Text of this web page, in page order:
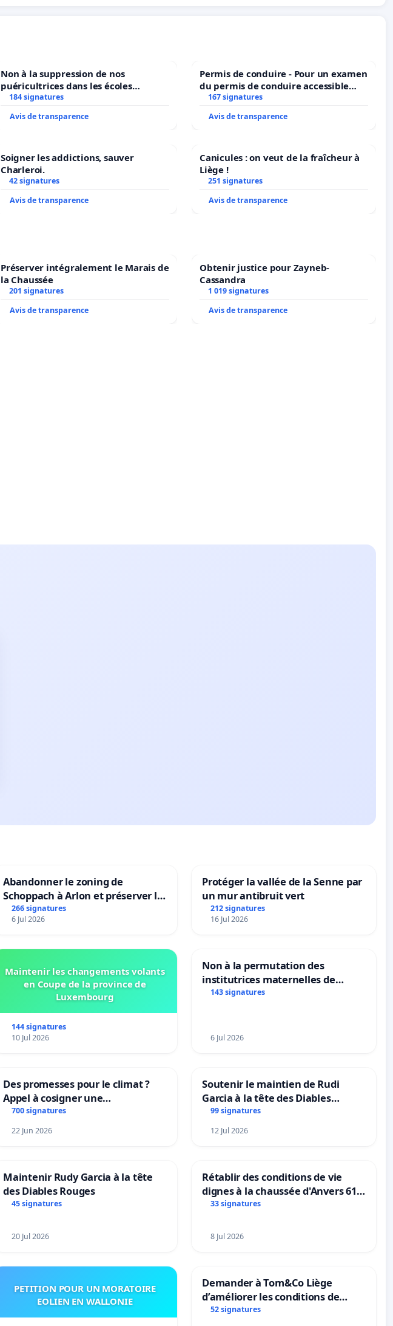
Non à la suppression de nos
puéricultrices dans les écoles
communale de Flémalle !
184 signatures
Avis de transparence
Permis de conduire - Pour un examen
du permis de conduire accessible
dans plusieurs langues à Bruxelles
167 signatures
Avis de transparence
Soigner les addictions, sauver
Charleroi.
42 signatures
Avis de transparence
Canicules : on veut de la fraîcheur à
Liège !
251 signatures
Avis de transparence
Préserver intégralement le Marais de
la Chaussée
201 signatures
Avis de transparence
Obtenir justice pour Zayneb-
Cassandra
1 019 signatures
Avis de transparence
Abandonner le zoning de
Schoppach à Arlon et préserver le
site naturel
266 signatures
6 Jul 2026
Protéger la vallée de la Senne par
un mur antibruit vert
212 signatures
16 Jul 2026
Maintenir les changements volants
en Coupe de la province de
Luxembourg
144 signatures
10 Jul 2026
Non à la permutation des
institutrices maternelles de
Bléharies et Laplaigne !
143 signatures
6 Jul 2026
Des promesses pour le climat ?
Appel à cosigner une
interpellation des ministres
wallons du climat et de
l’environnement.
700 signatures
22 Jun 2026
Soutenir le maintien de Rudi
Garcia à la tête des Diables
Rouges |Teken voor het behoud
van Rudi Garcia als bondscoach
99 signatures
12 Jul 2026
Maintenir Rudy Garcia à la tête
des Diables Rouges
45 signatures
20 Jul 2026
Rétablir des conditions de vie
dignes à la chaussée d'Anvers 61
et 63
33 signatures
8 Jul 2026
PETITION POUR UN MORATOIRE
EOLIEN EN WALLONIE
Demander à Tom&Co Liège
d’améliorer les conditions de
présentation des animaux et de
52 signatures